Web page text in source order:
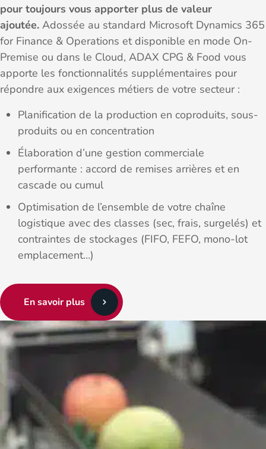
pour toujours vous apporter plus de valeur
ajoutée. Adossée au standard Microsoft Dynamics 365
for Finance & Operations et disponible en mode On-
Premise ou dans le Cloud, ADAX CPG & Food vous
apporte les fonctionnalités supplémentaires pour
répondre aux exigences métiers de votre secteur :
Planification de la production en coproduits, sous-
produits ou en concentration
Élaboration d’une gestion commerciale
performante : accord de remises arrières et en
cascade ou cumul
Optimisation de l’ensemble de votre chaîne
logistique avec des classes (sec, frais, surgelés) et
contraintes de stockages (FIFO, FEFO, mono-lot
emplacement…)
En savoir plus